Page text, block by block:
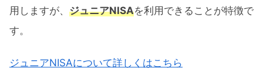
用しますが、 ジュニアNISAを利用できることが特徴で
す。
ジュニアNISAについて詳しくはこちら